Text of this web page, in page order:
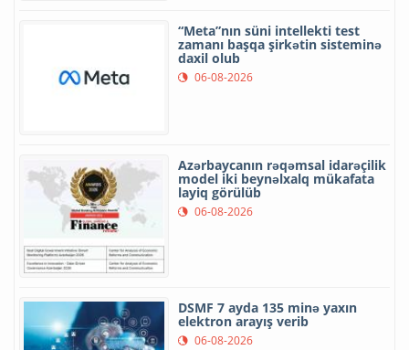
“Meta”nın süni intellekti test
zamanı başqa şirkətin sisteminə
daxil olub
06-08-2026
Azərbaycanın rəqəmsal idarəçilik
model iki beynəlxalq mükafata
layiq görülüb
06-08-2026
DSMF 7 ayda 135 minə yaxın
elektron arayış verib
06-08-2026